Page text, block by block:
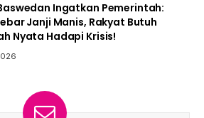
Ingatkan Pemerintah:
Janji Manis, Rakyat Butuh
Nyata Hadapi Krisis!